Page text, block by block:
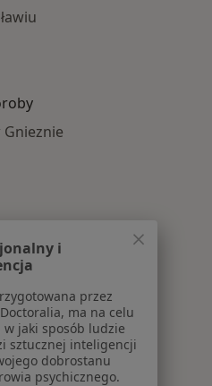
Najczęście leczone
i
przez
ma na celu
jaki sposób ludzie
sztucznej inteligencji
dobrostanu
psychicznego.